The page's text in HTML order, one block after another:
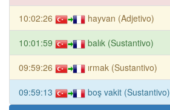
10:02:26 hayvan (Adjetivo)
10:01:59 balık (Sustantivo)
09:59:26 ırmak (Sustantivo)
09:59:13 boş vakit (Sustantivo)